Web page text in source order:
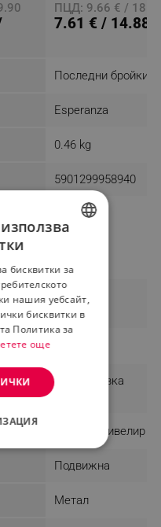
ПЦД: 9.66 € /
7.61 € / 14.88
Последни бройки
Esperanza
0.46 kg
5901299958940
25 Kg
Стена
1 x Поставка
Вграден нивелир
Подвижна
Метал
ROMANIAN
бисквитки за
нашия уебсайт,
бисквитки в
Политика за
още